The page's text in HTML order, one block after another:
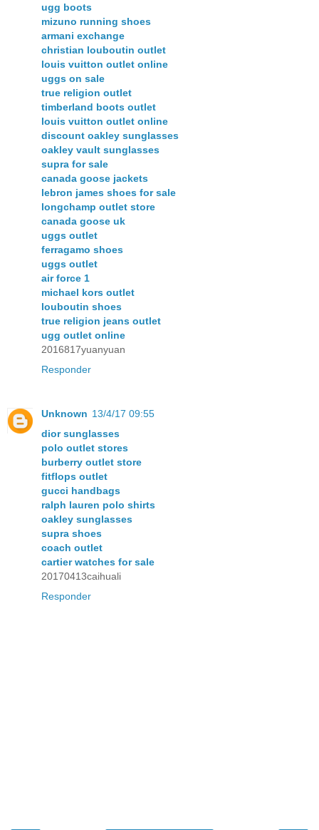
ugg boots
mizuno running shoes
armani exchange
christian louboutin outlet
louis vuitton outlet online
uggs on sale
true religion outlet
timberland boots outlet
louis vuitton outlet online
discount oakley sunglasses
oakley vault sunglasses
supra for sale
canada goose jackets
lebron james shoes for sale
longchamp outlet store
canada goose uk
uggs outlet
ferragamo shoes
uggs outlet
air force 1
michael kors outlet
louboutin shoes
true religion jeans outlet
ugg outlet online
2016817yuanyuan
Responder
Unknown 13/4/17 09:55
dior sunglasses
polo outlet stores
burberry outlet store
fitflops outlet
gucci handbags
ralph lauren polo shirts
oakley sunglasses
supra shoes
coach outlet
cartier watches for sale
20170413caihuali
Responder